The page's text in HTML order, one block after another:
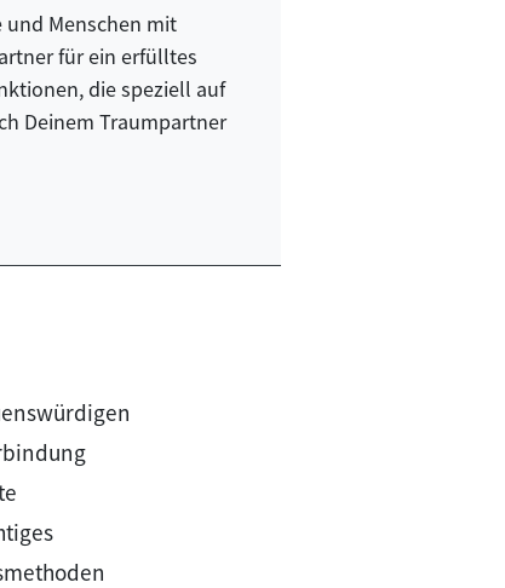
Menschen mit
für ein erfülltes
die speziell auf
Deinem Traumpartner